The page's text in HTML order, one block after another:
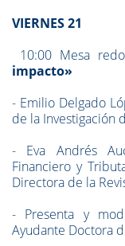
VIERNES 21
10:00 Mesa
impacto»
- Emilio Delgado
de la Investigación
- Eva Andrés
Financiero y
Directora de la
- Presenta y
Ayudante Doctora